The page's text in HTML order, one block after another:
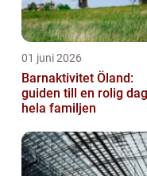
01 juni 2026
Barnaktivitet Öland:
guiden till en rolig
hela familjen